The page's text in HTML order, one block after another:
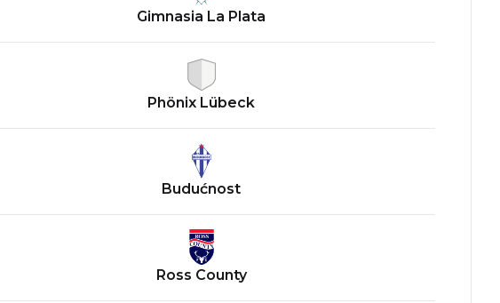
Gimnasia La Plata
Phönix Lübeck
Budućnost
Ross County